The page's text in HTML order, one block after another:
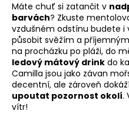
Máte chuť si zatančit v
barvách? Zkuste
vzdušném odstínu budete
působit svěžím a
na procházku po pláži, do
ledový mátový drink do
Camilla jsou jako závan
decentní, ale zároveň
upoutat pozornost okolí.
vítr!